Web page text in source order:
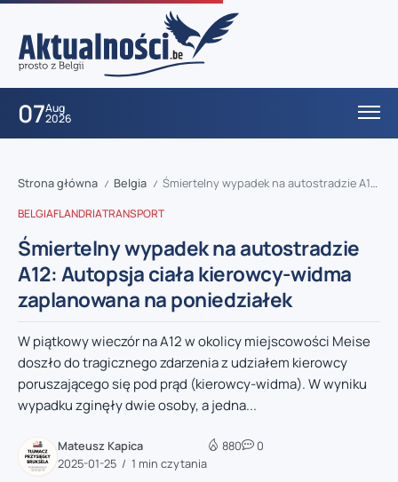
07Aug
2026
Strona główna / Belgia / Śmiertelny wypadek na autostradzie A12: Autopsja ciała kierowcy-widma zaplanowana na poniedziałek
BELGIAFLANDRIATRANSPORT
Śmiertelny wypadek na autostradzie
A12: Autopsja ciała kierowcy-widma
zaplanowana na poniedziałek
W piątkowy wieczór na A12 w okolicy miejscowości Meise
doszło do tragicznego zdarzenia z udziałem kierowcy
poruszającego się pod prąd (kierowcy-widma). W wyniku
wypadku zginęły dwie osoby, a jedna...
Mateusz Kapica
2025-01-25
1 min czytania
880 0